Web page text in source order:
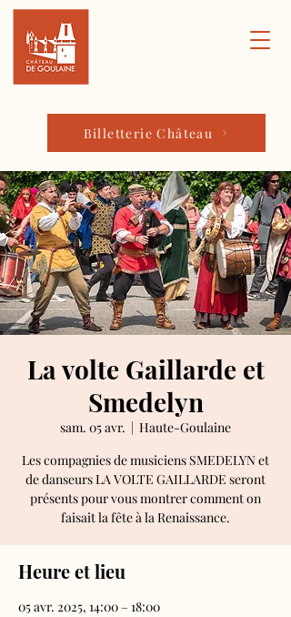
Billetterie Château
La volte Gaillarde et
Smedelyn
sam. 05 avr.
  |
Haute-Goulaine
Les compagnies de musiciens SMEDELYN et
de danseurs LA VOLTE GAILLARDE seront
présents pour vous montrer comment on
faisait la fête à la Renaissance.
Heure et lieu
05 avr. 2025, 14:00 – 18:00